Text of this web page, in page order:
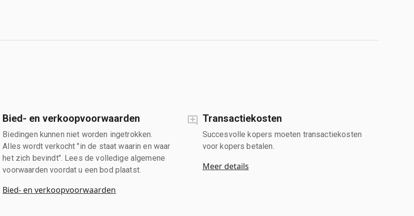
Bied- en verkoopvoorwaarden
Biedingen kunnen niet worden ingetrokken.
Alles wordt verkocht "in de staat waarin en waar
het zich bevindt". Lees de volledige algemene
voorwaarden voordat u een bod plaatst.
Bied- en verkoopvoorwaarden
Transactiekosten
Succesvolle kopers moeten transactiekosten
voor kopers betalen.
Meer details